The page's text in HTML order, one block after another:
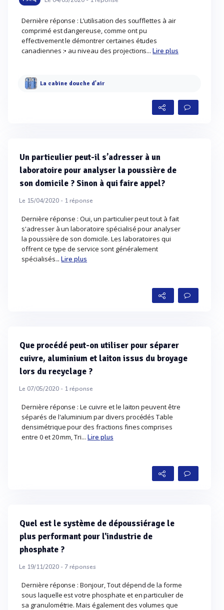
Dernière réponse : L’utilisation des soufflettes à air
comprimé est dangereuse, comme ont pu
effectivement le démontrer certaines études
canadiennes :• au niveau des projections...Lire plus
La cabine douche d'air
Un particulier peut-il s’adresser à un
laboratoire pour analyser la poussière de
son domicile ? Sinon à qui faire appel?
Le 15/04/2020 - 1réponse
Dernière réponse : Oui, un particulier peut tout à fait
s'adresser à un laboratoire spécialisé pour analyser
la poussière de son domicile. Les laboratoires qui
offrent ce type de service sont généralement
spécialisés...Lire plus
Que procédé peut-on utiliser pour séparer
cuivre, aluminium et laiton issus du broyage
lors du recyclage ?
Le 07/05/2020 - 1réponse
Dernière réponse : Le cuivre et le laiton peuvent être
séparés de l'aluminium par divers procédés Table
densimétrique pour des fractions fines comprises
entre 0 et 20 mm, Tri...Lire plus
Quel est le système de dépoussiérage le
plus performant pour l'industrie de
phosphate ?
Le 19/11/2020 -7réponses
Dernière réponse : Bonjour, Tout dépend de la forme
sous laquelle est votre phosphate et en particulier de
sa granulométrie. Mais également des volumes que